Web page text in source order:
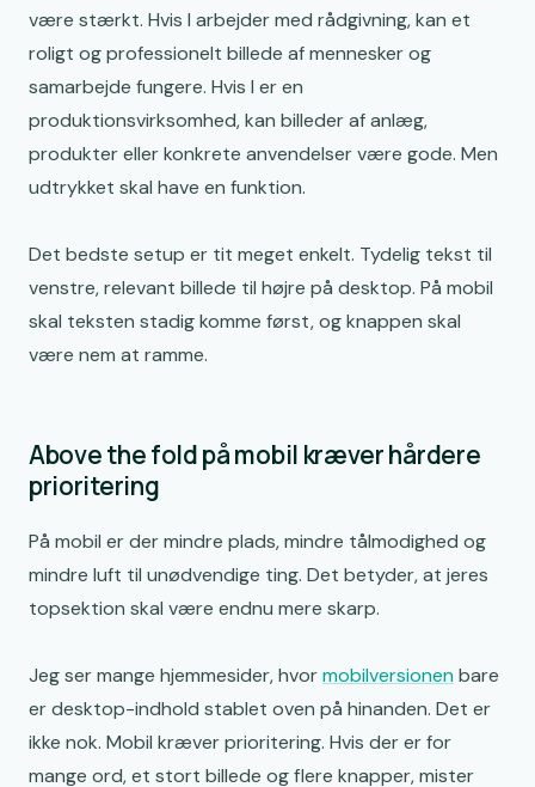
være stærkt. Hvis I arbejder med rådgivning, kan et
roligt og professionelt billede af mennesker og
samarbejde fungere. Hvis I er en
produktionsvirksomhed, kan billeder af anlæg,
produkter eller konkrete anvendelser være gode. Men
udtrykket skal have en funktion.
Det bedste setup er tit meget enkelt. Tydelig tekst til
venstre, relevant billede til højre på desktop. På mobil
skal teksten stadig komme først, og knappen skal
være nem at ramme.
Above the fold på mobil kræver hårdere
prioritering
På mobil er der mindre plads, mindre tålmodighed og
mindre luft til unødvendige ting. Det betyder, at jeres
topsektion skal være endnu mere skarp.
Jeg ser mange hjemmesider, hvormobilversionenbare
er desktop-indhold stablet oven på hinanden. Det er
ikke nok. Mobil kræver prioritering. Hvis der er for
mange ord, et stort billede og flere knapper, mister